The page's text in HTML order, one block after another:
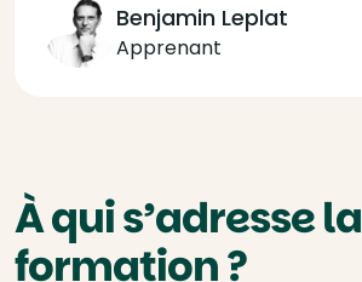
Benjamin Leplat
Apprenant
À qui s’adresse la
formation ?